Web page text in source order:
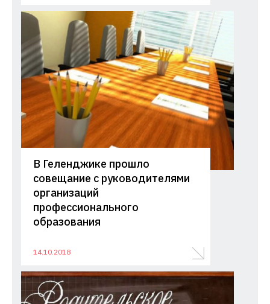
В Геленджике прошло
совещание с руководителями
организаций
профессионального
образования
14.10.2018